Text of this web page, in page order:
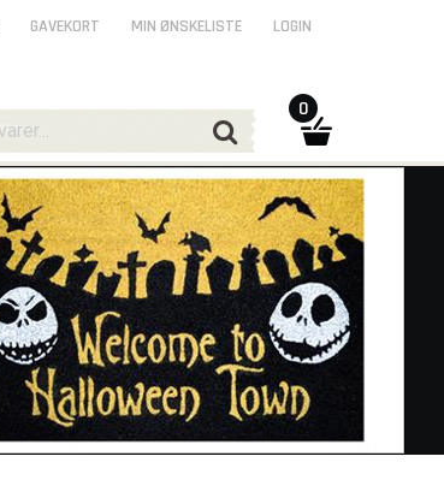
GAVEKORT MIN ØNSKELISTE LOGIN
0